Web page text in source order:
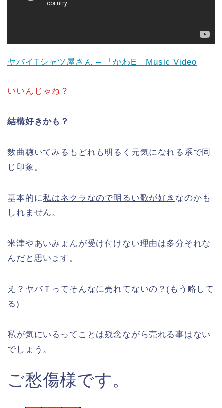
ヤバイTシャツ屋さん – 「かわE」Music Video
いいんじゃね？
結構好きかも？
数曲聴いてみるもどれも明るく元気になれる系で同
じ印象。
基本的に私はネクラなので明るい歌が好き なのかも
しれません。
米津やあいみょんが受け付けない理由は多分それな
んだと思います。
え？ヤバＴってそんなに売れてないの？(もう略して
る)
私が気にいるってことは残念ながら売れる事はない
でしょう。
ご愁傷様です。